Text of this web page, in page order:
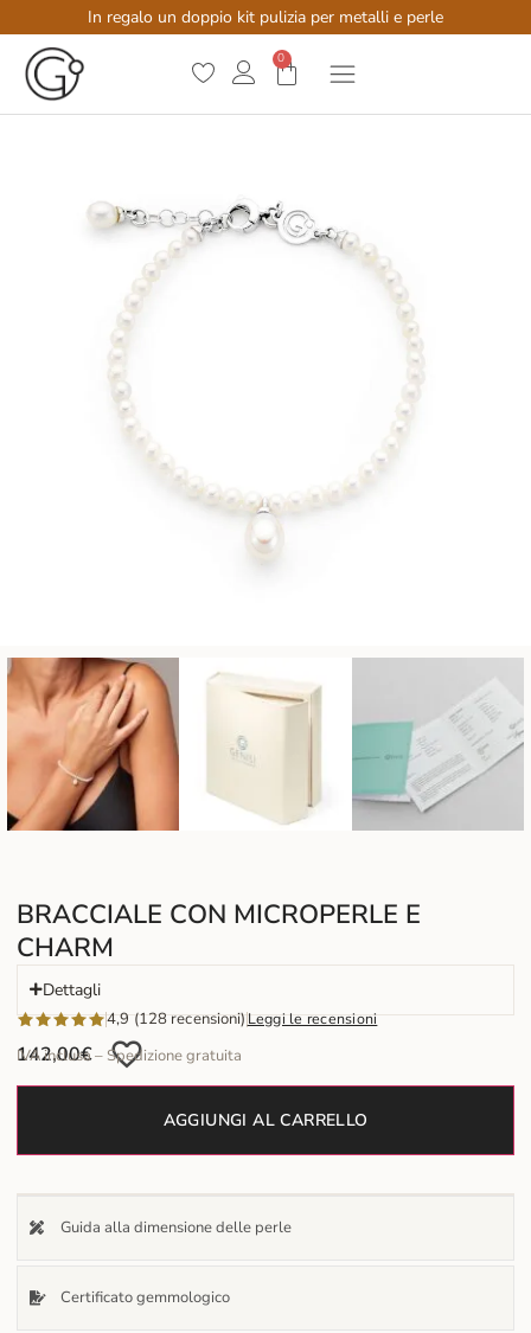
In regalo un doppio kit pulizia per metalli e perle
0
BRACCIALE CON MICROPERLE E
CHARM
Dettagli
4,9 (128 recensioni)Leggi le recensioni
142,00€
IVA inclusa – Spedizione gratuita
AGGIUNGI AL CARRELLO
Guida alla dimensione delle perle
Certificato gemmologico